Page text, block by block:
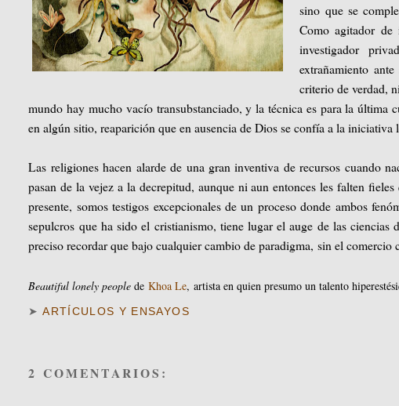
sino que se
Como agitador
investigador
extrañamiento
criterio de verdad,
mundo hay mucho vacío transubstanciado, y la técnica es para la última
en algún sitio, reaparición que en ausencia de Dios se confía a la iniciativa
Las religiones hacen alarde de una gran inventiva de recursos cuando
pasan de la vejez a la decrepitud, aunque ni aun entonces les falten
presente, somos testigos excepcionales de un proceso donde ambos
sepulcros que ha sido el cristianismo, tiene lugar el auge de las
preciso recordar que bajo cualquier cambio de paradigma, sin el
Beautiful lonely people deKhoa Le, artista en quien presumo un talento
➤ARTÍCULOS Y ENSAYOS
2 COMENTARIOS: